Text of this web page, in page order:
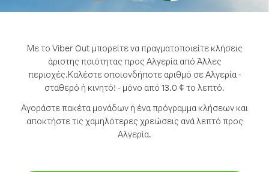
Με το Viber Out μπορείτε να πραγματοποιείτε κλήσεις
άριστης ποιότητας προς Αλγερία από Άλλες
περιοχές.Καλέστε οποιονδήποτε αριθμό σε Αλγερία -
σταθερό ή κινητό! - μόνο από 13.0 ¢ το λεπτό.
Αγοράστε πακέτα μονάδων ή ένα πρόγραμμα κλήσεων και
αποκτήστε τις χαμηλότερες χρεώσεις ανά λεπτό προς
Αλγερία.